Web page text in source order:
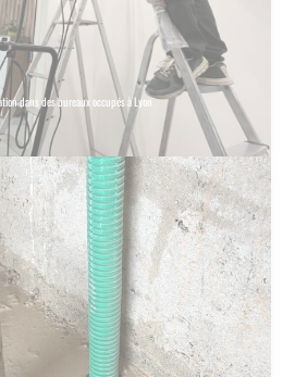
dans des bureaux occupés à Lyon